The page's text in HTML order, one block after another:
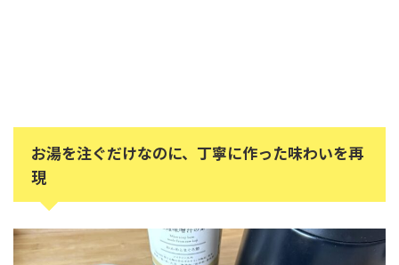
お湯を注ぐだけなのに、丁寧に作った味わいを再
現